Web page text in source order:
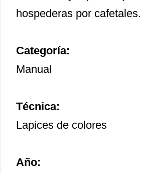
hospederas por cafetales.
Categoría:
Manual
Técnica:
Lapices de colores
Año: